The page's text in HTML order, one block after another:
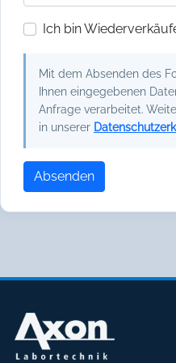
Ich bin
Mit dem Absenden des
Ihnen eingegebenen
Anfrage verarbeitet.
in unserer
Absenden